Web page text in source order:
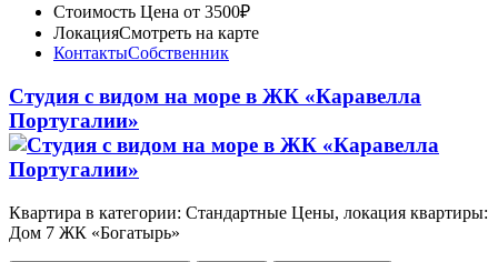
Стоимость Цена от 3500₽
ЛокацияСмотреть на карте
КонтактыСобственник
Студия с видом на море в ЖК «Каравелла
Португалии»
Квартира в категории: Стандартные Цены, локация квартиры:
Дом 7 ЖК «Богатырь»